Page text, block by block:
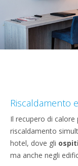
Riscaldamento
Il recupero di
riscaldamento
hotel, dove gli
ma anche negli